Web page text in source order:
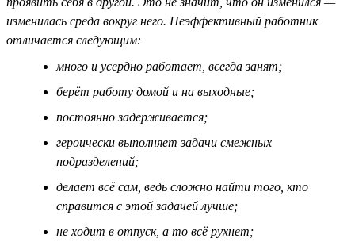
изменилась среда вокруг него. Неэффективный работник
отличается следующим:
много и усердно работает, всегда занят;
берёт работу домой и на выходные;
постоянно задерживается;
героически выполняет задачи смежных
подразделений;
делает всё сам, ведь сложно найти того, кто
справится с этой задачей лучше;
не ходит в отпуск, а то всё рухнет;